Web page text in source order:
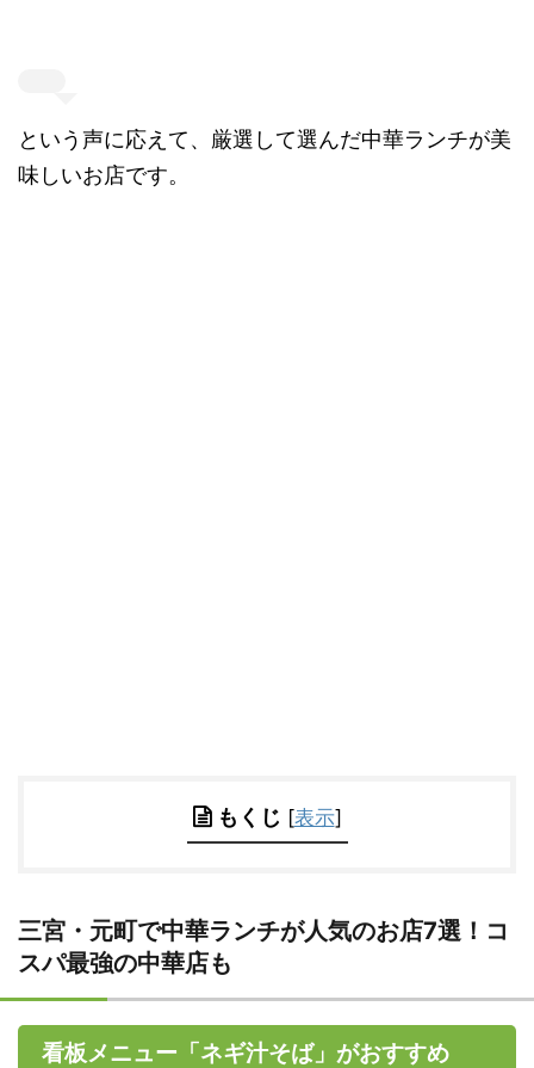
という声に応えて、厳選して選んだ中華ランチが美
味しいお店です。
もくじ [表示]
三宮・元町で中華ランチが人気のお店7選！コ
スパ最強の中華店も
看板メニュー「ネギ汁そば」がおすすめ